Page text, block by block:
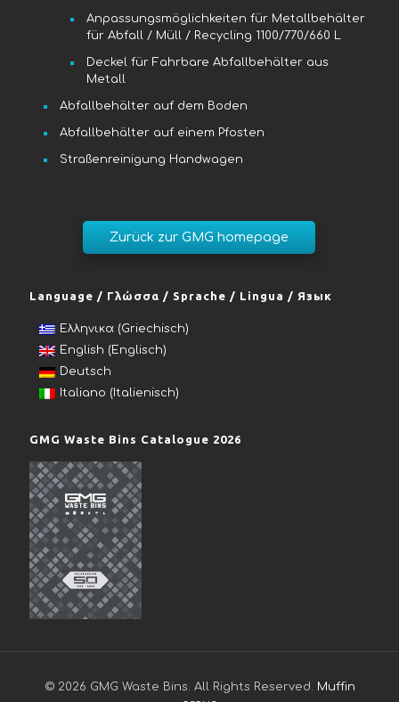
Anpassungsmöglichkeiten für Metallbehälter
für Abfall / Müll / Recycling 1100/770/660 L
Deckel für Fahrbare Abfallbehälter aus
Metall
Abfallbehälter auf dem Boden
Abfallbehälter auf einem Pfosten
Straßenreinigung Handwagen
Language / Γλώσσα / Sprache / Lingua / Язык
Ελληνικα (Griechisch)
English (Englisch)
Deutsch
Italiano (Italienisch)
GMG Waste Bins Catalogue 2026
© 2026 GMG Waste Bins. All Rights Reserved. Muffin